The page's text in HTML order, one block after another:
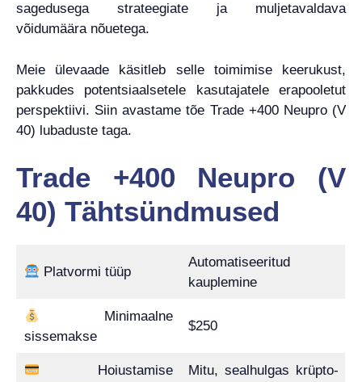
sagedusega strateegiate ja muljetavaldava
võidumäära nõuetega.
Meie ülevaade käsitleb selle toimimise keerukust,
pakkudes potentsiaalsetele kasutajatele erapooletut
perspektiivi. Siin avastame tõe Trade +400 Neupro (V
40) lubaduste taga.
Trade +400 Neupro (V
40) Tähtsündmused
Platvormi tüüp
Automatiseeritud
kauplemine
Minimaalne
sissemakse
$250
Hoiustamise
Mitu, sealhulgas krüpto-